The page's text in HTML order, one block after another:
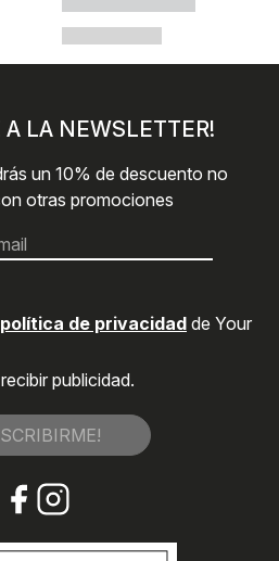
A LA NEWSLETTER!
un 10% de descuento no
otras promociones
política de privacidad de Your
publicidad.